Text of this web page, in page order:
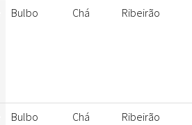
Bulbo Chá Ribeirão
Bulbo Chá Ribeirão